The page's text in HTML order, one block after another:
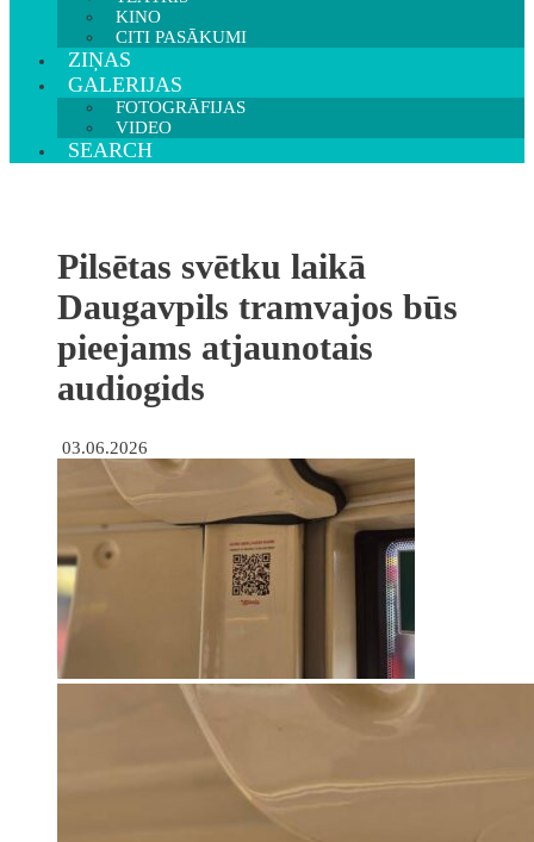
KINO
CITI PASĀKUMI
ZIŅAS
GALERIJAS
FOTOGRĀFIJAS
VIDEO
SEARCH
Pilsētas svētku laikā
Daugavpils tramvajos būs
pieejams atjaunotais
audiogids
03.06.2026